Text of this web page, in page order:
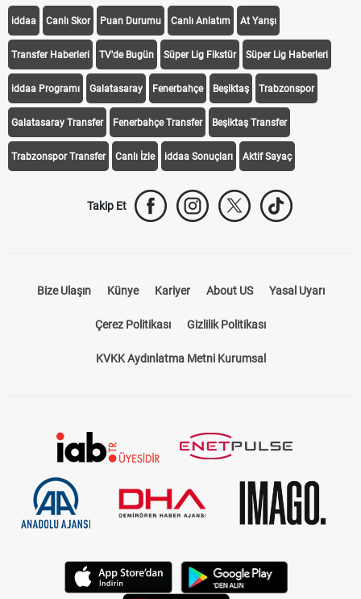
iddaa Canlı Skor Puan Durumu Canlı Anlatım At Yarışı
Transfer Haberleri TV'de Bugün Süper Lig Fikstür Süper Lig Haberleri
iddaa Programı Galatasaray Fenerbahçe Beşiktaş Trabzonspor
Galatasaray Transfer Fenerbahçe Transfer Beşiktaş Transfer
Trabzonspor Transfer Canlı İzle iddaa Sonuçları Aktif Sayaç
Takip Et
Bize Ulaşın Künye Kariyer About US Yasal Uyarı
Çerez Politikası Gizlilik Politikası
KVKK Aydınlatma Metni Kurumsal